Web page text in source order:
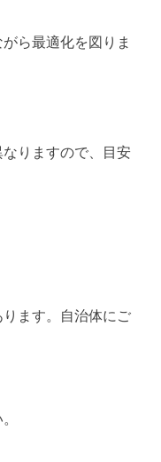
ら最適化を図りま
りますので、目安
ます。自治体にご